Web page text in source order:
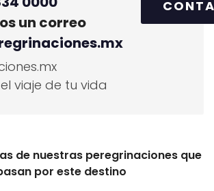
un correo
viaje de tu vida
de nuestras peregrinaciones que
por este destino